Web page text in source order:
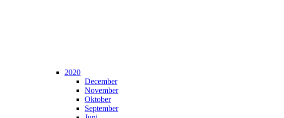
2020
December
November
Oktober
September